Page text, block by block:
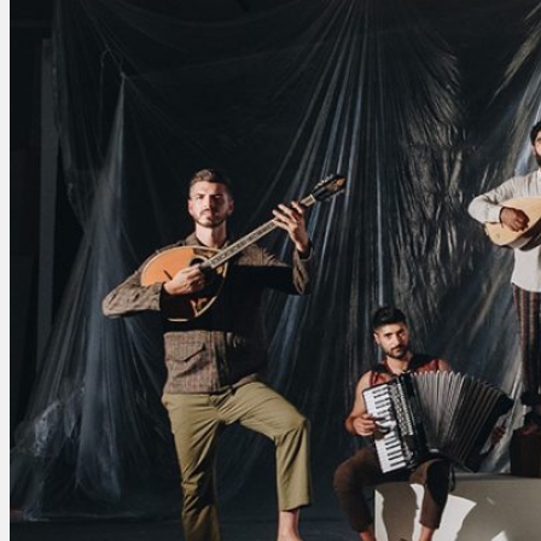
Клайпеда
Висагинас
Транспорт
Выбор читателей
Калейдоскоп
Армия
Сейм Литвы
Культура
Больше
Фоторепортаж
Туризм
ЛК рекомендует
Сеньорам
Образование
Здравоохранение
Экология
Происшествия
Приграничье